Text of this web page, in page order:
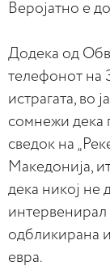
Веројатно е
Додека од
телефонот на
истрагата, во
сомнежи дека
сведок на
Македонија,
дека никој не
интервенирал
одбликирана
евра.